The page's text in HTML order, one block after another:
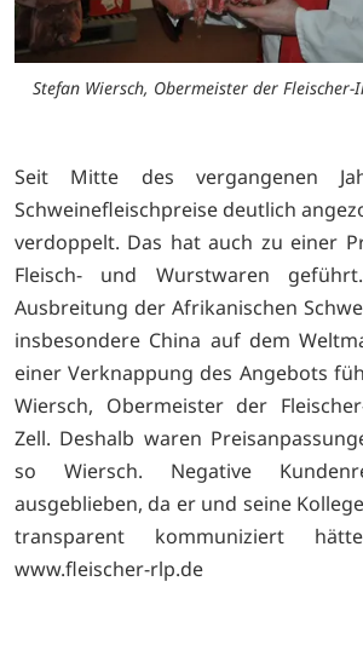
Stefan Wiersch, Obermeister der Fleischer-
Seit Mitte des vergangenen
Schweinefleischpreise deutlich
verdoppelt. Das hat auch zu einer
Fleisch- und Wurstwaren
Ausbreitung der Afrikanischen
insbesondere China auf dem
einer Verknappung des Angebots
Wiersch, Obermeister der
Zell. Deshalb waren
so Wiersch. Negative
ausgeblieben, da er und seine
transparent kommuniziert
www.fleischer-rlp.de